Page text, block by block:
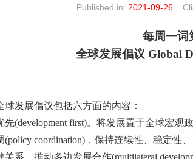
Published in: 2021-09-26
每周一词
全球发展倡议 Global
球发展倡议包括六方面的内容：
先(development first)。将发展置于全球宏观
(policy coordination) ，保持连续性、稳定性
关系，推动多边发展合作(multilateral